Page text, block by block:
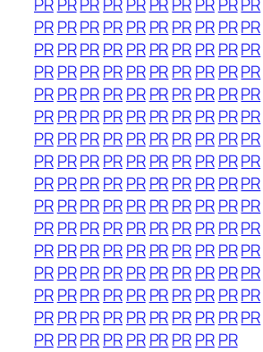
PRPRPRPRPR PRPRPRPRPR
PRPRPRPRPR PRPRPRPRPR
PRPRPRPRPR PRPRPRPRPR
PRPRPRPRPR PRPRPRPRPR
PRPRPRPRPR PRPRPRPRPR
PRPRPRPRPR PRPRPRPRPR
PRPRPRPRPR PRPRPRPRPR
PRPRPRPRPR PRPRPRPRPR
PRPRPRPRPR PRPRPRPRPR
PRPRPRPRPR PRPRPRPRPR
PRPRPRPRPR PRPRPRPRPR
PRPRPRPRPR PRPRPRPRPR
PRPRPRPRPR PRPRPRPRPR
PRPRPRPRPR PRPRPRPRPR
PRPRPRPRPR PRPRPRPR